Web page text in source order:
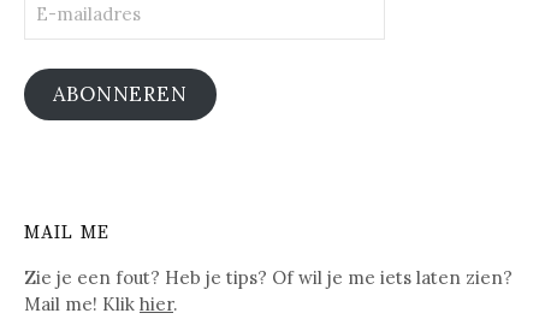
mailadres
ABONNEREN
MAIL ME
Zie je een fout? Heb je tips? Of wil je me iets laten zien?
Mail me! Klik hier.